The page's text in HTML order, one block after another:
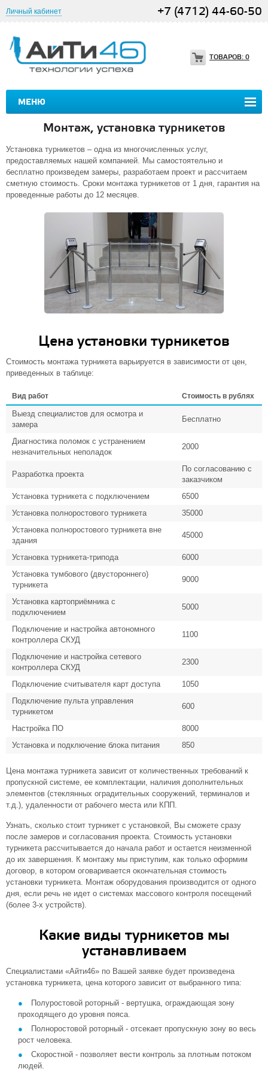
Личный кабинет +7 (4712) 44-60-50
МЕНЮ
ТОВАРОВ: 0
Монтаж, установка турникетов
Установка турникетов – одна из многочисленных услуг,
предоставляемых нашей компанией. Мы самостоятельно и
бесплатно произведем замеры, разработаем проект и рассчитаем
сметную стоимость. Сроки монтажа турникетов от 1 дня, гарантия на
проведенные работы до 12 месяцев.
Цена установки турникетов
Стоимость монтажа турникета варьируется в зависимости от цен,
приведенных в таблице:
Вид работ Стоимость в рублях
Выезд специалистов для осмотра и
замера
Бесплатно
Диагностика поломок с устранением
незначительных неполадок
2000
Разработка проекта
По согласованию с
заказчиком
Установка турникета с подключением
6500
Установка полноростового турникета
35000
Установка полноростового турникета вне
здания
45000
Установка турникета-трипода
6000
Установка тумбового (двустороннего)
турникета
9000
Установка картоприёмника с
подключением
5000
Подключение и настройка автономного
контроллера СКУД
1100
Подключение и настройка сетевого
контроллера СКУД
2300
Подключение считывателя карт доступа
1050
Подключение пульта управления
турникетом
600
Настройка ПО
8000
Установка и подключение блока питания
850
Цена монтажа турникета зависит от количественных требований к
пропускной системе, ее комплектации, наличия дополнительных
элементов (стеклянных оградительных сооружений, терминалов и
т.д.), удаленности от рабочего места или КПП.
Узнать, сколько стоит турникет с установкой, Вы сможете сразу
после замеров и согласования проекта. Стоимость установки
турникета рассчитывается до начала работ и остается неизменной
до их завершения. К монтажу мы приступим, как только оформим
договор, в котором оговаривается окончательная стоимость
установки турникета. Монтаж оборудования производится от одного
дня, если речь не идет о системах массового контроля посещений
(более 3-х устройств).
Какие виды турникетов мы
устанавливаем
Специалистами «Айти46» по Вашей заявке будет произведена
установка турникета, цена которого зависит от выбранного типа:
Полуростовой роторный - вертушка, ограждающая зону
проходящего до уровня пояса.
Полноростовой роторный - отсекает пропускную зону во весь
рост человека.
Скоростной - позволяет вести контроль за плотным потоком
людей.